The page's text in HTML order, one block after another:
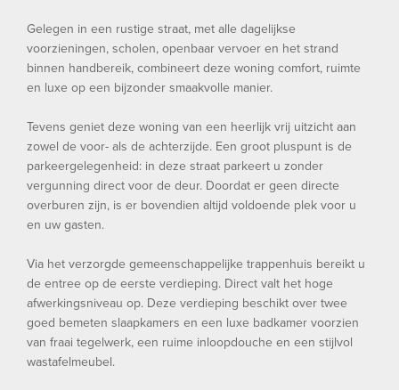
Gelegen in een rustige straat, met alle dagelijkse
voorzieningen, scholen, openbaar vervoer en het strand
binnen handbereik, combineert deze woning comfort, ruimte
en luxe op een bijzonder smaakvolle manier.
Tevens geniet deze woning van een heerlijk vrij uitzicht aan
zowel de voor- als de achterzijde. Een groot pluspunt is de
parkeergelegenheid: in deze straat parkeert u zonder
vergunning direct voor de deur. Doordat er geen directe
overburen zijn, is er bovendien altijd voldoende plek voor u
en uw gasten.
Via het verzorgde gemeenschappelijke trappenhuis bereikt u
de entree op de eerste verdieping. Direct valt het hoge
afwerkingsniveau op. Deze verdieping beschikt over twee
goed bemeten slaapkamers en een luxe badkamer voorzien
van fraai tegelwerk, een ruime inloopdouche en een stijlvol
wastafelmeubel.